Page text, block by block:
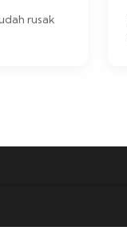
rusak